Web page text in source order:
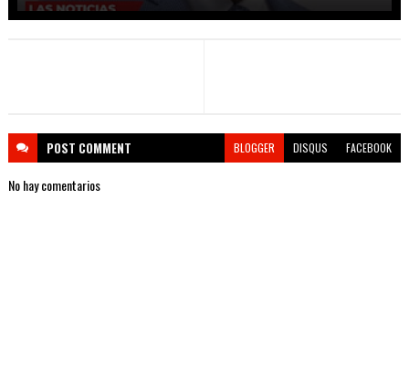
POST COMMENT BLOGGER DISQUS FACEBOOK
No hay comentarios